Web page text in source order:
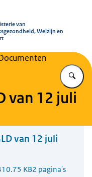
van
Welzijn en
van 12 juli
van 12 juli
KB2 pagina's